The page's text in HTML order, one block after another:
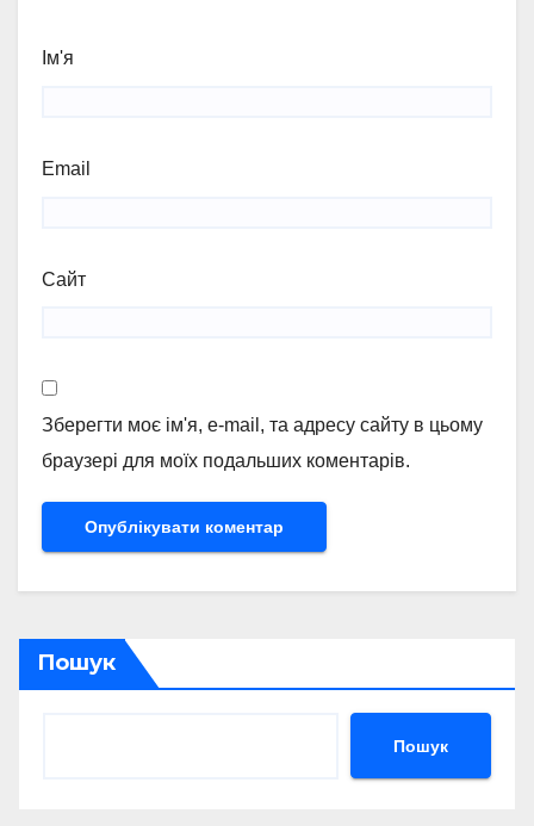
Ім'я
Email
Сайт
Зберегти моє ім'я, e-mail, та адресу сайту в цьому
браузері для моїх подальших коментарів.
Пошук
Пошук